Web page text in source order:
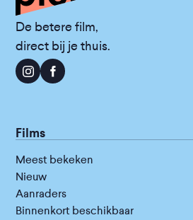
De betere film,
direct bij je thuis.
Films
Meest bekeken
Nieuw
Aanraders
Binnenkort beschikbaar